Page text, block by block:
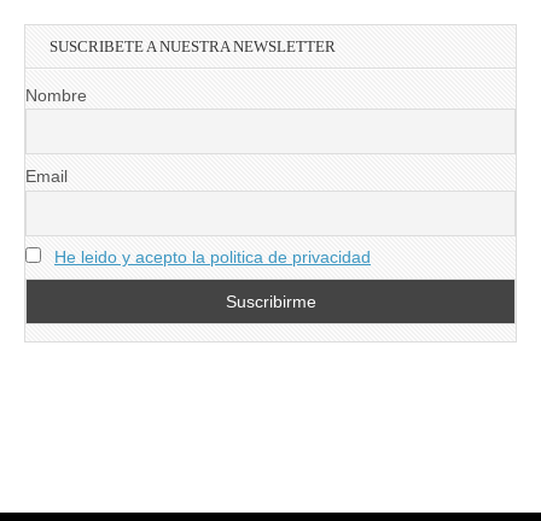
SUSCRIBETE A NUESTRA NEWSLETTER
Nombre
Email
He leido y acepto la politica de privacidad